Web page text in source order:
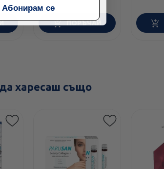
ПОРЪЧАЙ
харесаш също
Абонирам се